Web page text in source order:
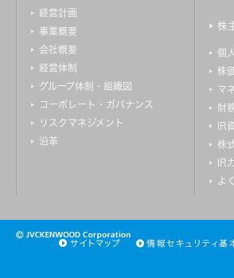
経営計画
事業概要
会社概要
経営体制
グループ体制・組織図
コーポレート・ガバナンス
リスクマネジメント
沿革
株
個
株
マ
財
IR
株
IR
よ